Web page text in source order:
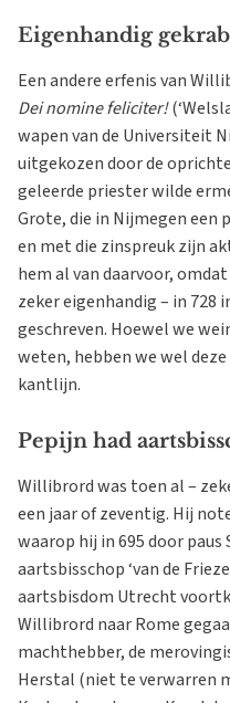
Eigenhandig
Een andere erfenis van
Dei nomine feliciter!
wapen van de Universiteit
uitgekozen door de
geleerde priester wilde
Grote, die in Nijmegen een
en met die zinspreuk zijn
hem al van daarvoor,
zeker eigenhandig – in 728
geschreven. Hoewel we
weten, hebben we wel
kantlijn.
Pepijn had
Willibrord was toen al –
een jaar of zeventig. Hij
waarop hij in 695 door
aartsbisschop ‘van de
aartsbisdom Utrecht
Willibrord naar Rome
machthebber, de
Herstal (niet te verwarren